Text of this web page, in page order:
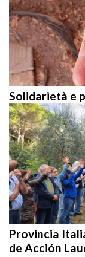
Solidarietà e
Provincia
de Acción